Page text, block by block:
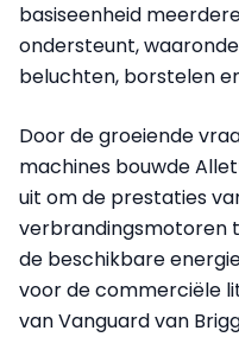
basiseenheid
ondersteunt,
beluchten, borstelen
Door de groeiende
machines bouwde
uit om de prestaties
verbrandingsmotoren
de beschikbare
voor de commerciële
van Vanguard van